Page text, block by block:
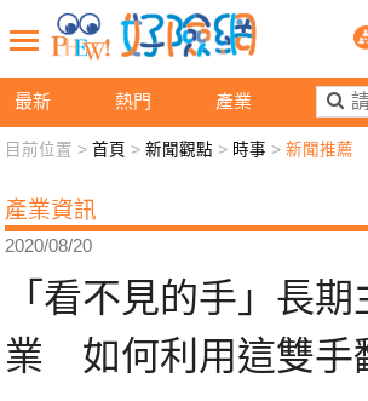
最新 熱門 產業
「看不見的
新聞觀點 業務交流 好險懂生
退休先準備 好險學堂 輔銷工
目前位置 >首頁 >新聞觀點 > 時事 >新聞推薦
產業資訊
2020/08/20
「看不見的手」長
業 如何利用這雙手